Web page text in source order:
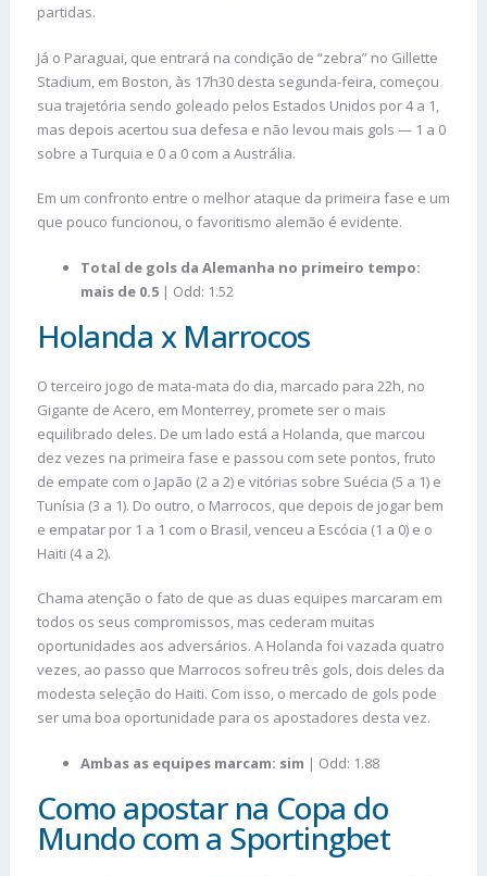
partidas.
Já o Paraguai, que entrará na condição de “zebra” no Gillette
Stadium, em Boston, às 17h30 desta segunda-feira, começou
sua trajetória sendo goleado pelos Estados Unidos por 4 a 1,
mas depois acertou sua defesa e não levou mais gols — 1 a 0
sobre a Turquia e 0 a 0 com a Austrália.
Em um confronto entre o melhor ataque da primeira fase e um
que pouco funcionou, o favoritismo alemão é evidente.
Total de gols da Alemanha no primeiro tempo:
mais de 0.5 | Odd: 1.52
Holanda x Marrocos
O terceiro jogo de mata-mata do dia, marcado para 22h, no
Gigante de Acero, em Monterrey, promete ser o mais
equilibrado deles. De um lado está a Holanda, que marcou
dez vezes na primeira fase e passou com sete pontos, fruto
de empate com o Japão (2 a 2) e vitórias sobre Suécia (5 a 1) e
Tunísia (3 a 1). Do outro, o Marrocos, que depois de jogar bem
e empatar por 1 a 1 com o Brasil, venceu a Escócia (1 a 0) e o
Haiti (4 a 2).
Chama atenção o fato de que as duas equipes marcaram em
todos os seus compromissos, mas cederam muitas
oportunidades aos adversários. A Holanda foi vazada quatro
vezes, ao passo que Marrocos sofreu três gols, dois deles da
modesta seleção do Haiti. Com isso, o mercado de gols pode
ser uma boa oportunidade para os apostadores desta vez.
Ambas as equipes marcam: sim | Odd: 1.88
Como apostar na Copa do
Mundo com a Sportingbet